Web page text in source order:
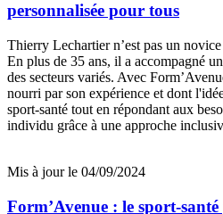
personnalisée pour tous
Thierry Lechartier n’est pas un
En plus de 35 ans, il a accompagné
des secteurs variés. Avec
nourri par son expérience et dont
sport-santé tout en répondant aux
individu grâce à une approche
Mis à jour le 04/09/2024
Form’Avenue : le sport-